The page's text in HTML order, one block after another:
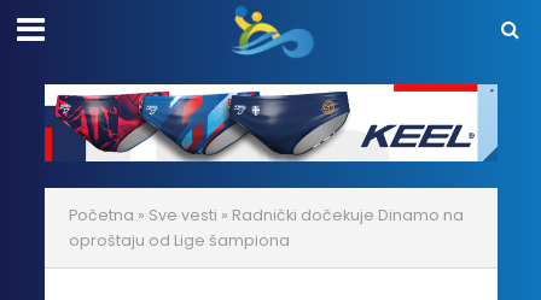
Početna » Sve vesti » Radnički dočekuje Dinamo na
oproštaju od Lige šampiona